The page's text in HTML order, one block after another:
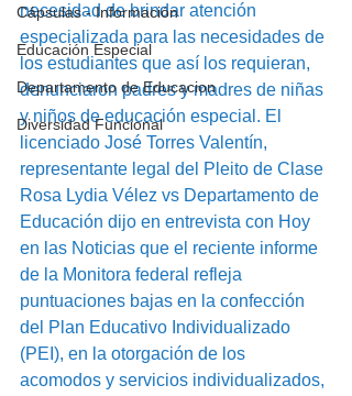
Cápsulas - Información
Educación Especial
Departamento de Educacion
Diversidad Funcional
necesidad de brindar atención
especializada para las necesidades de
los estudiantes que así los requieran,
denunciaron padres y madres de niñas
y niños de educación especial. El
licenciado José Torres Valentín,
representante legal del Pleito de Clase
Rosa Lydia Vélez vs Departamento de
Educación dijo en entrevista con Hoy
en las Noticias que el reciente informe
de la Monitora federal refleja
puntuaciones bajas en la confección
del Plan Educativo Individualizado
(PEI), en la otorgación de los
acomodos y servicios individualizados,